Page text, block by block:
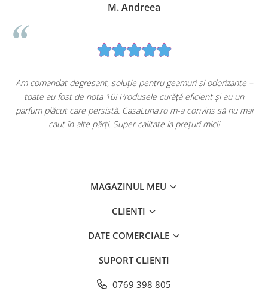
M. Andreea
Am comandat degresant, soluție pentru geamuri și odorizante –
toate au fost de nota 10! Produsele curăță eficient și au un
parfum plăcut care persistă. CasaLuna.ro m-a convins să nu mai
caut în alte părți. Super calitate la prețuri mici!
MAGAZINUL MEU
CLIENTI
DATE COMERCIALE
SUPORT CLIENTI
0769 398 805